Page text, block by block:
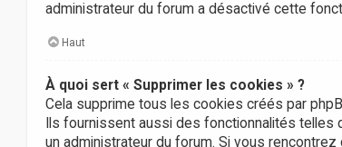
administrateur du forum a désactivé cette
Haut
À quoi sert « Supprimer les cookies » ?
Cela supprime tous les cookies créés par
Ils fournissent aussi des fonctionnalités
un administrateur du forum. Si vous